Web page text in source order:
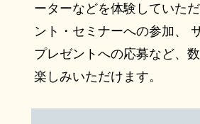
ーターなどを体験していた
ント・セミナーへの参加、
プレゼントへの応募など、
楽しみいただけます。